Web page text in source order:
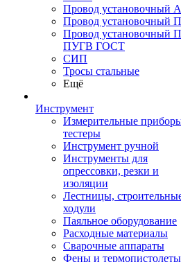
Провод установочный
Провод установочный
Провод установочный
ПУГВ ГОСТ
СИП
Тросы стальные
Ещё
Инструмент
Измерительные
тестеры
Инструмент ручной
Инструменты для
опрессовки, резки и
изоляции
Лестницы,
ходули
Паяльное оборудование
Расходные материалы
Сварочные аппараты
Фены и термопистолеты